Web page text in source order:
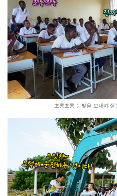
초롱초롱 눈빛을 보내며